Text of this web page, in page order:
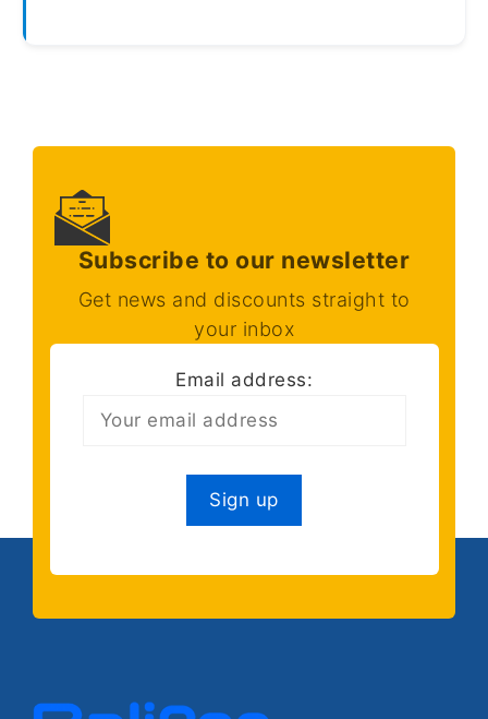
Subscribe to our newsletter
Get news and discounts straight to
your inbox
Email address: